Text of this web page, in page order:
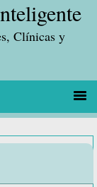
Clínicas y